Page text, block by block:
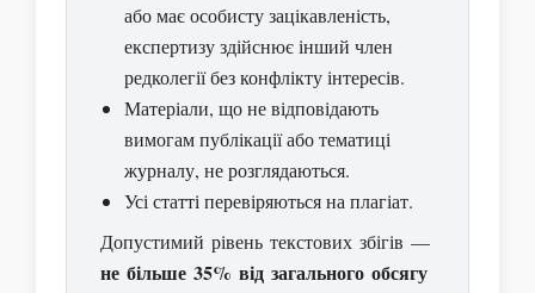
або має особисту зацікавленість,
експертизу здійснює інший член
редколегії без конфлікту інтересів.
Матеріали, що не відповідають
вимогам публікації або тематиці
журналу, не розглядаються.
Усі статті перевіряються на плагіат.
Допустимий рівень текстових збігів —
не більше 35% від загального обсягу